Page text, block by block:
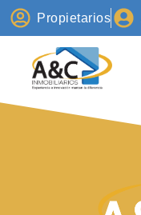
Propietarios